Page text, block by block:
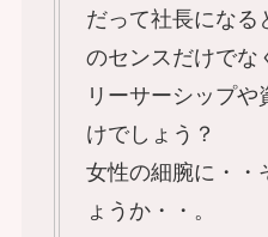
だって社長になる
のセンスだけでな
リーサーシップ
けでしょう？
女性の細腕に・・
ょうか・・。